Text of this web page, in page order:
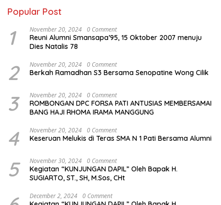
Popular Post
1 November 20, 2024 0 Comment
Reuni Alumni Smansapa’95, 15 Oktober 2007 menuju
Dies Natalis 78
2 November 20, 2024 0 Comment
Berkah Ramadhan S3 Bersama Senopatine Wong Cilik
3 November 20, 2024 0 Comment
ROMBONGAN DPC FORSA PATI ANTUSIAS MEMBERSAMAI
BANG HAJI RHOMA IRAMA MANGGUNG
4 November 20, 2024 0 Comment
Keseruan Melukis di Teras SMA N 1 Pati Bersama Alumni
5 November 30, 2024 0 Comment
Kegiatan “KUNJUNGAN DAPIL” Oleh Bapak H.
SUGIARTO, ST., SH, M.Sos, CHt
December 2, 2024 0 Comment